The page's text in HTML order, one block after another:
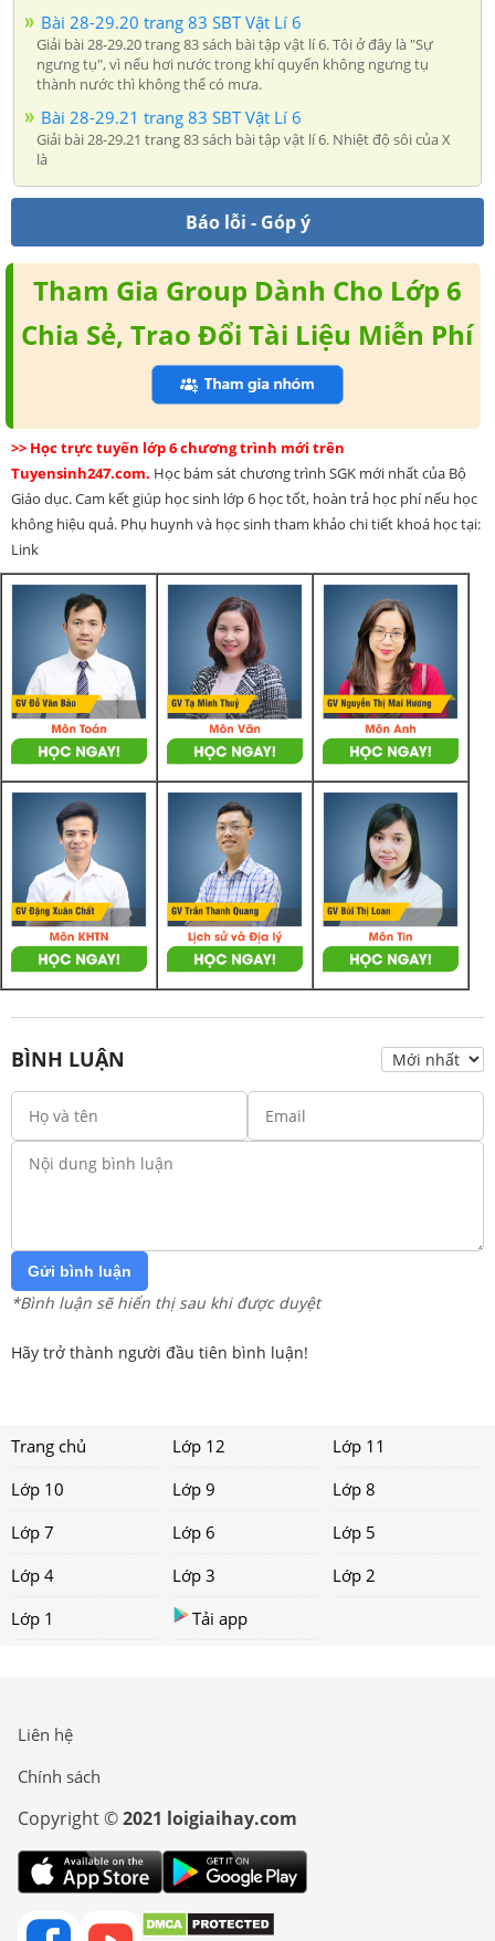
Bài 28-29.20 trang 83 SBT Vật Lí 6
Giải bài 28-29.20 trang 83 sách bài tập vật lí 6. Tôi ở đây là "Sự
ngưng tụ", vì nếu hơi nước trong khí quyển không ngưng tụ
thành nước thì không thể có mưa.
Bài 28-29.21 trang 83 SBT Vật Lí 6
Giải bài 28-29.21 trang 83 sách bài tập vật lí 6. Nhiệt độ sôi của X
là
Báo lỗi - Góp ý
Tham Gia Group Dành Cho Lớp 6
Chia Sẻ, Trao Đổi Tài Liệu Miễn Phí
>> Học trực tuyến lớp 6 chương trình mới trên
Tuyensinh247.com. Học bám sát chương trình SGK mới nhất của Bộ
Giáo dục. Cam kết giúp học sinh lớp 6 học tốt, hoàn trả học phí nếu học
không hiệu quả. Phụ huynh và học sinh tham khảo chi tiết khoá học tại:
Link
BÌNH LUẬN
Gửi bình luận
*Bình luận sẽ hiển thị sau khi được duyệt
Hãy trở thành người đầu tiên bình luận!
Trang chủ Lớp 12
Lớp 11
Lớp 10
Lớp 9
Lớp 8
Lớp 7
Lớp 6
Lớp 5
Lớp 4
Lớp 3
Lớp 2
Lớp 1
Tải app
Liên hệ
Chính sách
Copyright ©2021 loigiaihay.com